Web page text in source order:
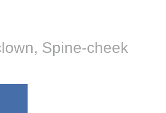
Spine-cheek